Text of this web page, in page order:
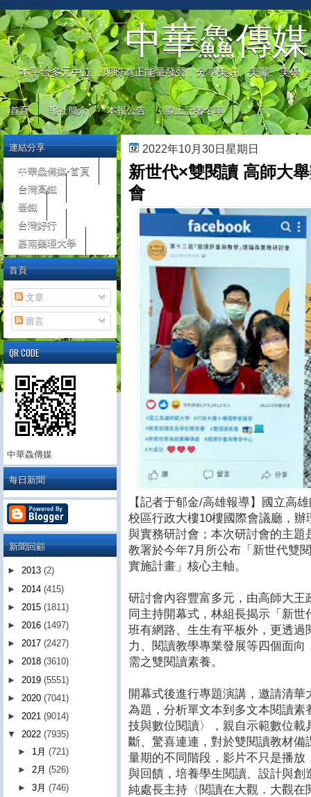
中華鱻傳媒
本平台多元中立，期盼為正能量發聲，分享美好、美麗、美學
首頁 報社簡介 本報公告 線上記者名單
2022年10月30日星期日
新世代×雙閱讀 高師大
會
【記者于郁金/高雄報導】國立高
校區行政大樓10樓國際會議廳，
與實務研討會；本次研討會的主
教署於今年7月所公布「新世代雙
實施計畫」核心主軸。
研討會內容豐富多元，由高師大
同主持開幕式，林組長揭示「新
班有網路、生生有平板外，更透
力、閱讀教學專業發展等四個面
需之雙閱讀素養。
開幕式後進行專題演講，邀請清
為題，分析單文本到多文本閱讀
技與數位閱讀〉，親自示範數位
斷、驚喜連連，對於雙閱讀教材
量期的不同階段，影片不只是播
與回饋，培養學生閱讀、設計與
純處長主持〈閱讀在大觀．大觀
連結分享
中華鱻傳媒-首頁
台灣高鐵
臺鐵
台灣好行
嘉南藥理大學
首頁
文章
留言
QR CODE
中華鱻傳媒
每日新聞
新聞回顧
► 2013 (2)
► 2014 (415)
► 2015 (1811)
► 2016 (1497)
► 2017 (2427)
► 2018 (3610)
► 2019 (5551)
► 2020 (7041)
► 2021 (9014)
▼ 2022 (7935)
► 1月(721)
► 2月(526)
►3月(746)